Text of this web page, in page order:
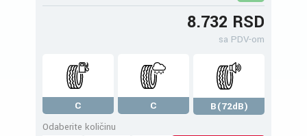
8.732 RSD
sa PDV-om
C C
B(72dB)
Odaberite količinu